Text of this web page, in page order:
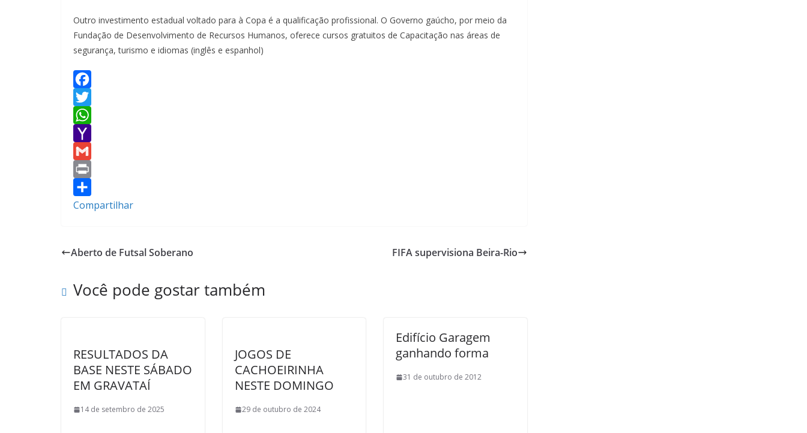
Outro investimento estadual voltado para à Copa é a qualificação profissional. O Governo gaúcho, por meio da
Fundação de Desenvolvimento de Recursos Humanos, oferece cursos gratuitos de Capacitação nas áreas de
segurança, turismo e idiomas (inglês e espanhol)
F
a
e
b
o
o
T
w
t
e
W
h
a
s
p
Y
a
h
o
a
l
G
m
a
P
r
t
Compartilhar
Aberto de Futsal Soberano FIFA supervisiona Beira-Rio
Você pode gostar também
RESULTADOS DA
BASE NESTE SÁBADO
EM GRAVATAÍ
14 de setembro de 2025
JOGOS DE
CACHOEIRINHA
NESTE DOMINGO
29 de outubro de 2024
Edifício Garagem
ganhando forma
31 de outubro de 2012